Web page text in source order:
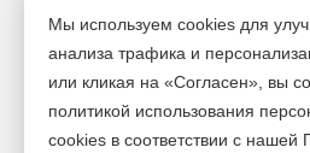
Королёв. Информация,
публичной
Версия для
Мы используем cookies для
анализа трафика и
или кликая на «Согласен», вы
политикой использования
cookies в соответствии с нашей